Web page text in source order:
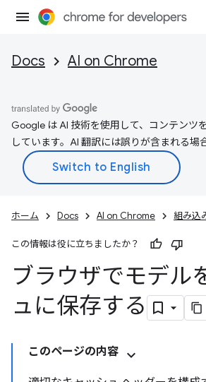
Docs AI on Chrome
Google は AI 技術を使用して、コンテンツ
しています。AI 翻訳には誤りが含まれる場
ホーム Docs AI on Chrome 組み込
この情報は役に立ちましたか？
ブラウザでモデル
ュに保存する
このページの内容